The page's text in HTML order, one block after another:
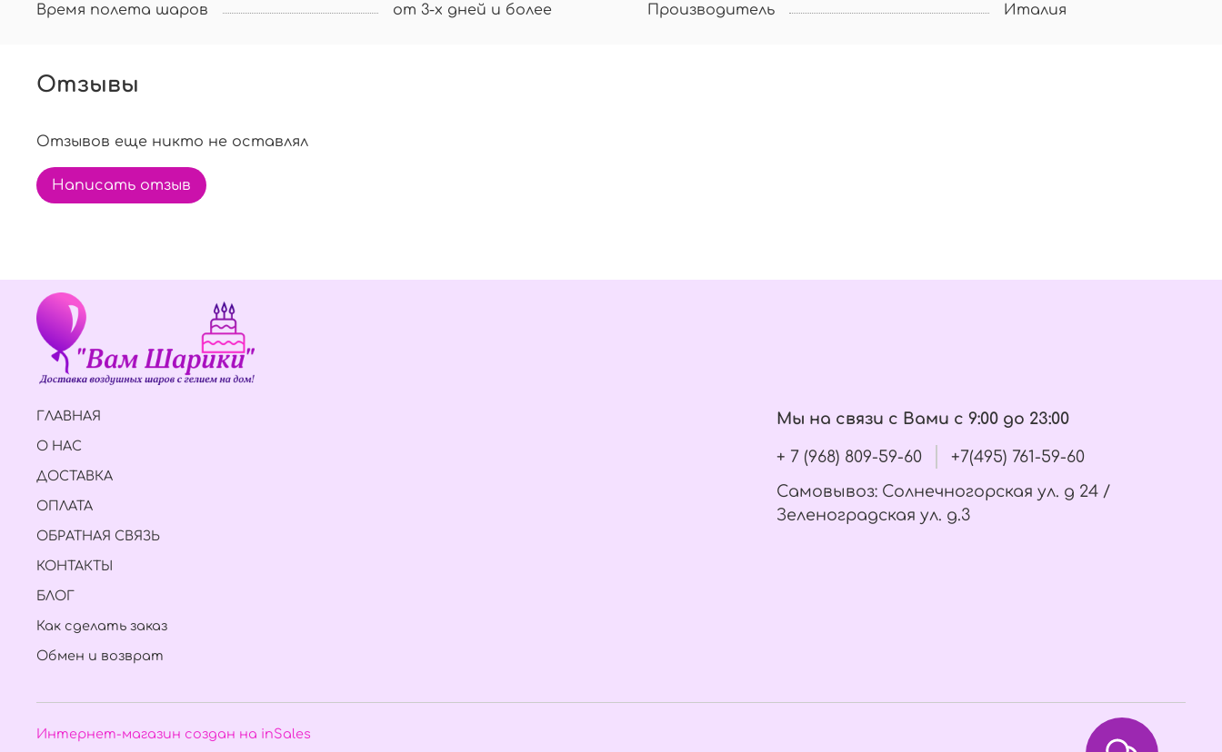
Время полета шаров от 3-х дней и более Производитель Италия
Отзывы
Отзывов еще никто не оставлял
Написать отзыв
ГЛАВНАЯ
О НАС
ДОСТАВКА
ОПЛАТА
ОБРАТНАЯ СВЯЗЬ
КОНТАКТЫ
БЛОГ
Как сделать заказ
Обмен и возврат
Мы на связи с Вами с 9:00 до 23:00
+ 7 (968) 809-59-60
+7(495) 761-59-60
Самовывоз: Солнечногорская ул. д 24 /
Зеленоградская ул. д.3
Интернет-магазин создан на inSales